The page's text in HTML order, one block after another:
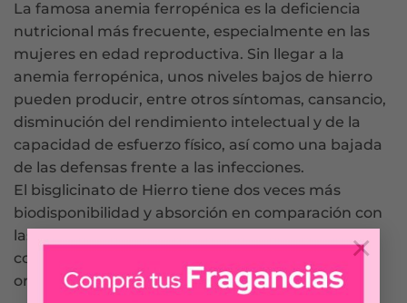
×
La famosa anemia ferropénica es la deficiencia
nutricional más frecuente, especialmente en las
mujeres en edad reproductiva. Sin llegar a la
anemia ferropénica, unos niveles bajos de hierro
pueden producir, entre otros síntomas, cansancio,
disminución del rendimiento intelectual y de la
capacidad de esfuerzo físico, así como una bajada
de las defensas frente a las infecciones.
El bisglicinato de Hierro tiene dos veces más
biodisponibilidad y absorción en comparación con
las sales de hierro convencionales. Se absorbe
como ion Ferroso (su forma reducida) así nuestro
organismo lo aprovecha de la mejor forma.